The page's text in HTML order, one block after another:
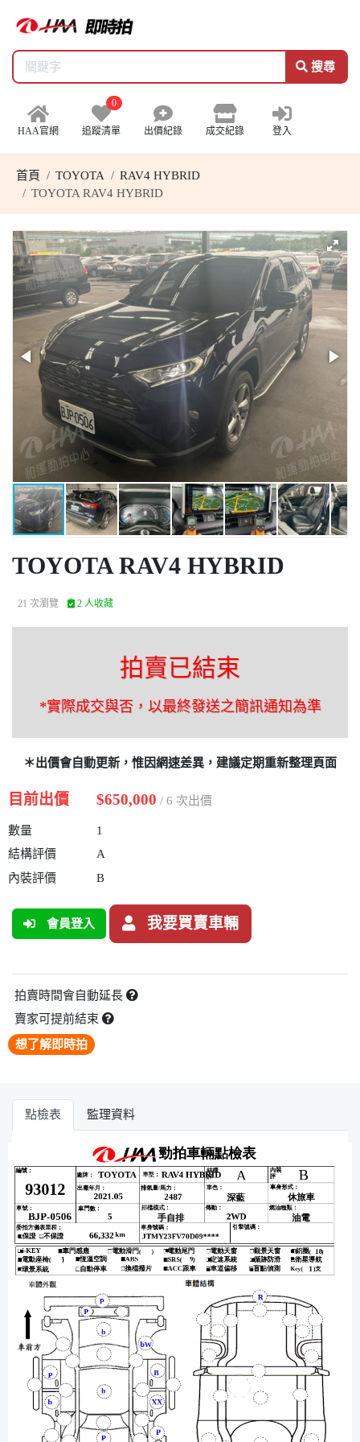
搜尋
HAA官網
0
追蹤清單 出價紀錄 成交紀錄 登入
首頁 TOYOTA
RAV4 HYBRID
TOYOTA RAV4 HYBRID
TOYOTA RAV4 HYBRID
21 次瀏覽 2 人收藏
拍賣已結束
*實際成交與否，以最終發送之簡訊通知為準
＊出價會自動更新，惟因網速差異，建議定期重新整理頁面
目前出價 $650,000 / 6 次出價
數量
1
結構評價
A
內裝評價
B
會員登入 我要買賣車輛
拍賣時間會自動延長
賣家可提前結束
想了解即時拍
點檢表 監理資料